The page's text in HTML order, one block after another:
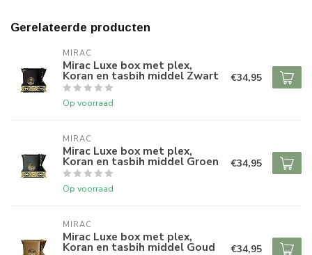
Gerelateerde producten
MIRAC
Mirac Luxe box met plex,
Koran en tasbih middel Zwart
Op voorraad
€34,95
MIRAC
Mirac Luxe box met plex,
Koran en tasbih middel Groen
Op voorraad
€34,95
MIRAC
Mirac Luxe box met plex,
Koran en tasbih middel Goud €34,95